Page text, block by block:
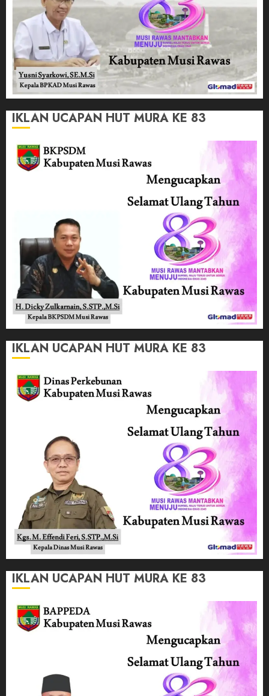
IKLAN UCAPAN HUT MURA KE 83
IKLAN UCAPAN HUT MURA KE 83
IKLAN UCAPAN HUT MURA KE 83